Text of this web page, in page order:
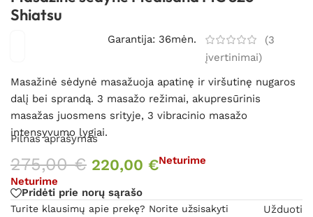
Shiatsu
Garantija: 36mėn. (3
įvertinimai)
Masažinė sėdynė masažuoja apatinę ir viršutinę nugaros
dalį bei sprandą. 3 masažo režimai, akupresūrinis
masažas juosmens srityje, 3 vibracinio masažo
intensyvumo lygiai.
Pilnas aprašymas
275,00€ 220,00 €Neturime
Neturime
Pridėti prie norų sąrašo
Turite klausimų apie prekę? Norite užsisakyti
Užduoti